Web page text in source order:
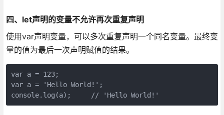
四、let声明的变量不允许再次重复声明
使用var声明变量，可以多次重复声明一个同名变量。最终变
量的值为最后一次声明赋值的结果。
var a = 123;
var a = 'Hello World!';
console.log(a);     // 'Hello World!'